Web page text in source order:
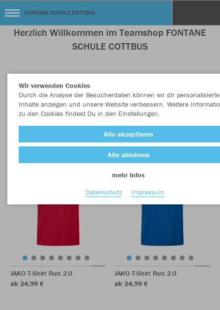
FONTANE SCHULE COTTBUS
Herzlich Willkommen im Teamshop FONTANE
SCHULE COTTBUS
Nachhaltig Farbe
JAKO T-Shirt Run 2.0
ab 24,99 €
JAKO T-Shirt Run 2.0
ab 24,99 €
Wir verwenden Cookies
Durch die Analyse der Besucherdaten können wir dir personalisierte
Inhalte anzeigen und unsere Website verbessern. Weitere
zu den Cookies findest Du in den Einstellungen.
Alle akzeptieren
Alle ablehnen
mehr Infos
Datenschutz
Impressum